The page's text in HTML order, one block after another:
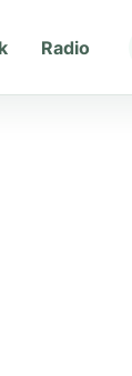
Radio